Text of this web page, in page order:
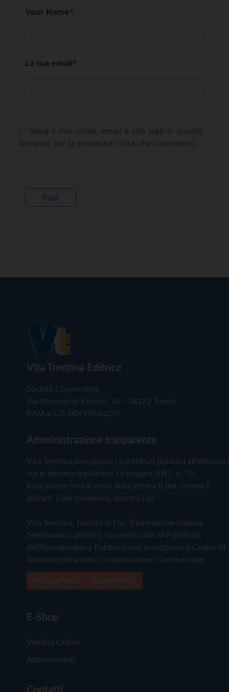
Your Name*
La tua email*
Salva il mio nome, email e sito web in questo
browser per la prossima volta che commento.
Vita Trentina Editrice
Società Cooperativa
Via Monsignor Endrici, 14 – 38122 Trento
P.IVA e C.F. 00199960220
Amministrazione trasparente
Vita Trentina percepisce i contributi pubblici all'editoria
cui al decreto legislativo 15 maggio 2017, n. 70.
Indicazione resa ai sensi della lettera f) del comma 2
dell'art. 5 del medesimo decreto Lgs.
Vita Trentina, tramite la Fisc (Federazione Italiana
Settimanali Cattolici), ha aderito allo IAP (Istituto
dell'Autodisciplina Pubblicitaria) accettando il Codice di
Autodisciplina della Comunicazione Commerciale
E-Shop
Vendita Online
Abbonamenti
Contatti